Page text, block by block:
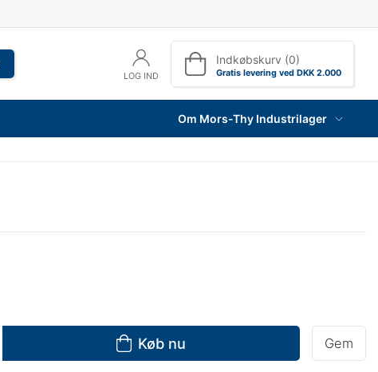
LOG IND
Indkøbskurv (0)
Gratis levering ved DKK 2.000
Om Mors-Thy Industrilager
Køb nu Gem